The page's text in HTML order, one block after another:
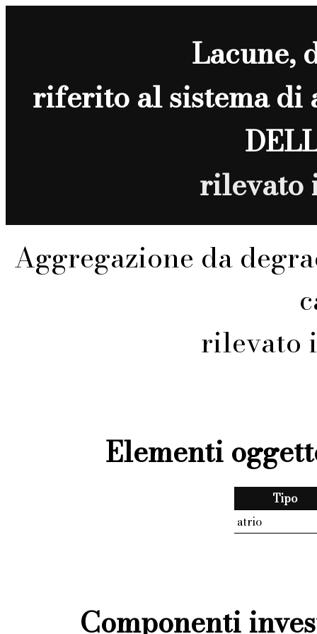
Lacune,
riferito al sistema di
rilevato
Aggregazione da
rilevato
Elementi
Tipo
atrio
Componenti